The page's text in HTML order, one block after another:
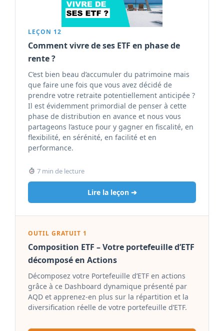
LEÇON 12
Comment vivre de ses ETF en phase de
rente ?
C’est bien beau d’accumuler du patrimoine mais
que faire une fois que vous avez décidé de
prendre votre retraite potentiellement anticipée ?
Il est évidemment primordial de penser à cette
phase de distribution en avance et nous vous
partageons l’astuce pour y gagner en fiscalité, en
flexibilité, en sérénité, en facilité et en
performance.
7 min de lecture
Lire la leçon ➔
OUTIL GRATUIT 1
Composition ETF – Votre portefeuille d’ETF
décomposé en Actions
Décomposez votre Portefeuille d’ETF en actions
grâce à ce Dashboard dynamique présenté par
AQD et apprenez-en plus sur la répartition et la
diversification réelle de votre portefeuille d’ETF.